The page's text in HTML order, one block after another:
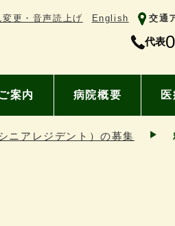
更・音声読上げ English 交通
代表
案内 病院概要
ニアレジデント）の募集